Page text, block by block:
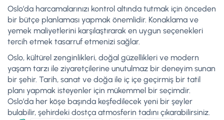
Oslo’da harcamalarınızı kontrol altında tutmak için önceden
bir bütçe planlaması yapmak önemlidir. Konaklama ve
yemek maliyetlerini karşılaştırarak en uygun seçenekleri
tercih etmek tasarruf etmenizi sağlar.
Oslo, kültürel zenginlikleri, doğal güzellikleri ve modern
yaşam tarzı ile ziyaretçilerine unutulmaz bir deneyim sunan
bir şehir. Tarih, sanat ve doğa ile iç içe geçirmiş bir tatil
planı yapmak isteyenler için mükemmel bir seçimdir.
Oslo’da her köşe başında keşfedilecek yeni bir şeyler
bulabilir, şehirdeki dostça atmosferin tadını çıkarabilirsiniz.